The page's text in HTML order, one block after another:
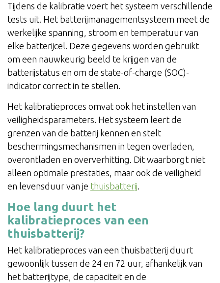
Tijdens de kalibratie voert het systeem verschillende
tests uit. Het batterijmanagementsysteem meet de
werkelijke spanning, stroom en temperatuur van
elke batterijcel. Deze gegevens worden gebruikt
om een nauwkeurig beeld te krijgen van de
batterijstatus en om de state-of-charge (SOC)-
indicator correct in te stellen.
Het kalibratieproces omvat ook het instellen van
veiligheidsparameters. Het systeem leert de
grenzen van de batterij kennen en stelt
beschermingsmechanismen in tegen overladen,
overontladen en oververhitting. Dit waarborgt niet
alleen optimale prestaties, maar ook de veiligheid
en levensduur van je thuisbatterij
Hoe lang duurt het
kalibratieproces van een
thuisbatterij?
Het kalibratieproces van een thuisbatterij duurt
gewoonlijk tussen de 24 en 72 uur, afhankelijk van
het batterijtype, de capaciteit en de